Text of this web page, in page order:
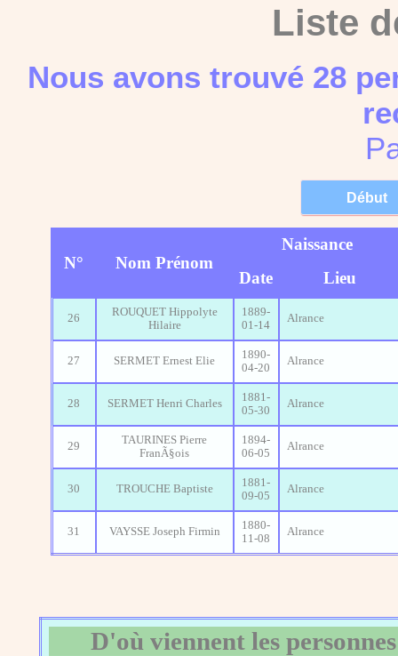
Liste
Nous avons trouvé 28
N° Nom Prénom
Naissance
Date
Lieu
26
ROUQUET Hippolyte
Hilaire
1889-
01-14
Alrance
27 SERMET Ernest Elie
1890-
04-20
Alrance
28 SERMET Henri Charles
1881-
05-30
Alrance
29
TAURINES Pierre
FranÃ§ois
1894-
06-05
Alrance
30 TROUCHE Baptiste
1881-
09-05
Alrance
31 VAYSSE Joseph Firmin
1880-
11-08
Alrance
D'où viennent les